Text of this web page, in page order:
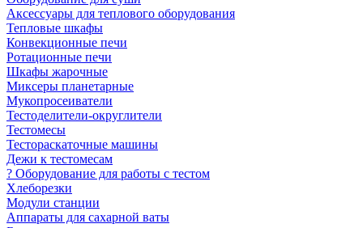
Аксессуары для теплового оборудования
Тепловые шкафы
Конвекционные печи
Ротационные печи
Шкафы жарочные
Миксеры планетарные
Мукопросеиватели
Тестоделители-округлители
Тестомесы
Тестораскаточные машины
Дежи к тестомесам
? Оборудование для работы с тестом
Хлеборезки
Модули станции
Аппараты для сахарной ваты